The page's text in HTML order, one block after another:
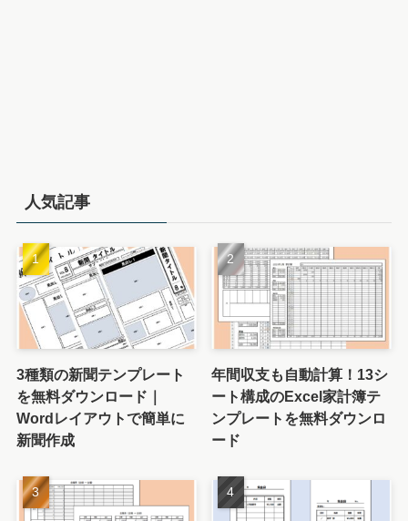
人気記事
3種類の新聞テンプレート
を無料ダウンロード｜
Wordレイアウトで簡単に
新聞作成
年間収支も自動計算！13シ
ート構成のExcel家計簿テ
ンプレートを無料ダウンロ
ード